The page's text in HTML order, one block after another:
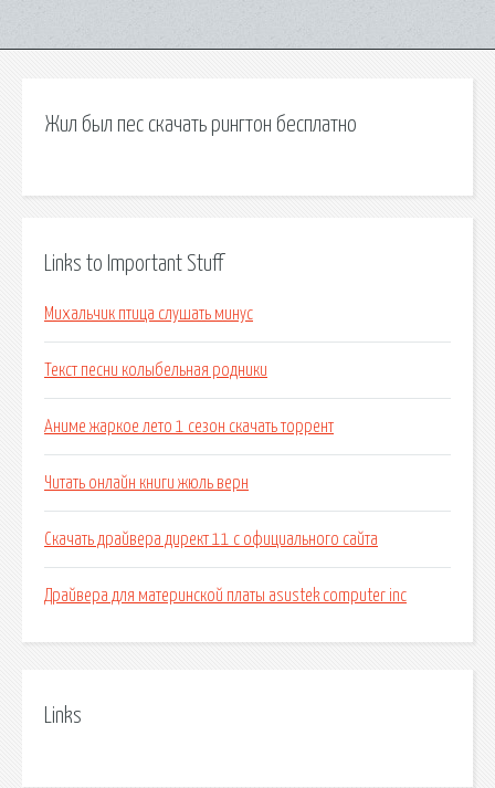
Жил был пес скачать рингтон бесплатно
Links to Important Stuff
Михальчик птица слушать минус
Текст песни колыбельная родники
Аниме жаркое лето 1 сезон скачать торрент
Читать онлайн книги жюль верн
Скачать драйвера директ 11 с официального сайта
Драйвера для материнской платы asustek computer inc
Links